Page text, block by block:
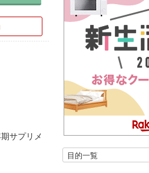
サプリメ